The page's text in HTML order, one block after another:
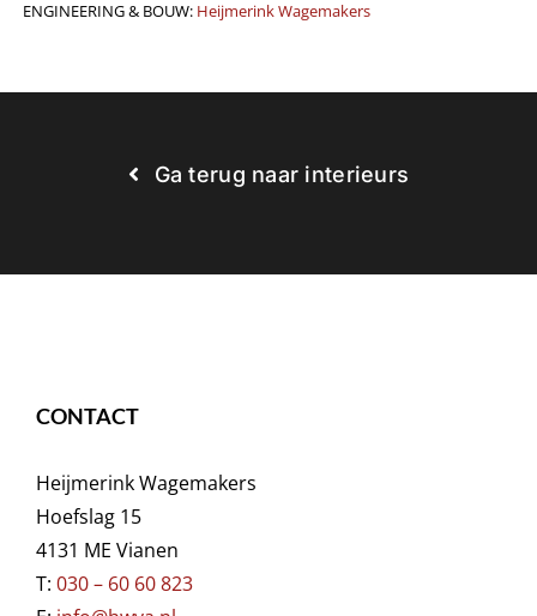
ENGINEERING & BOUW: Heijmerink Wagemakers
Ga terug naar interieurs
CONTACT
Heijmerink Wagemakers
Hoefslag 15
4131 ME Vianen
T: 030 – 60 60 823